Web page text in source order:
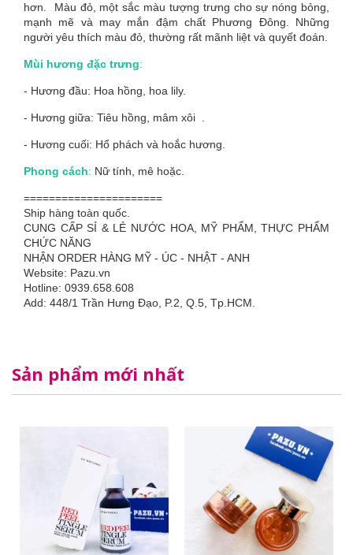
hơn. Màu đỏ, một sắc màu tượng trưng cho sự nóng bỏng,
mạnh mẽ và may mắn đậm chất Phương Đông. Những
người yêu thích màu đỏ, thường rất mãnh liệt và quyết đoán.
Mùi hương đặc trưng:
- Hương đầu: Hoa hồng, hoa lily.
- Hương giữa: Tiêu hồng, mâm xôi .
- Hương cuối: Hổ phách và hoắc hương.
Phong cách: Nữ tính, mê hoặc.
======================
Ship hàng toàn quốc.
CUNG CẤP SỈ & LẺ NƯỚC HOA, MỸ PHẨM, THỰC PHẨM
CHỨC NĂNG
NHẬN ORDER HÀNG MỸ - ÚC - NHẬT - ANH
Website: Pazu.vn
Hotline: 0939.658.608
Add: 448/1 Trần Hưng Đạo, P.2, Q.5, Tp.HCM.
Sản phẩm mới nhất